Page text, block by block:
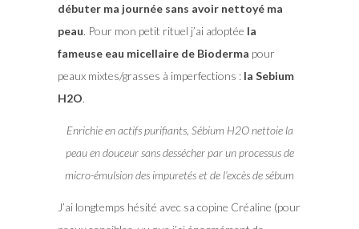
débuter ma journée sans avoir nettoyé ma
peau. Pour mon petit rituel j’ai adoptée la
fameuse eau micellaire de Bioderma pour
peaux mixtes/grasses à imperfections :la Sebium
H2O.
Enrichie en actifs purifiants, Sébium H2O nettoie la
peau en douceur sans dessécher par un processus de
micro-émulsion des impuretés et de l’excès de sébum
J’ai longtemps hésité avec sa copine Créaline (pour